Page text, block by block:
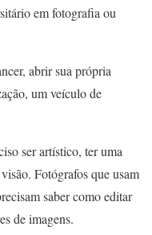
em fotografia ou
abrir sua própria
um veículo de
ser artístico, ter uma
Fotógrafos que usam
saber como editar
de imagens.